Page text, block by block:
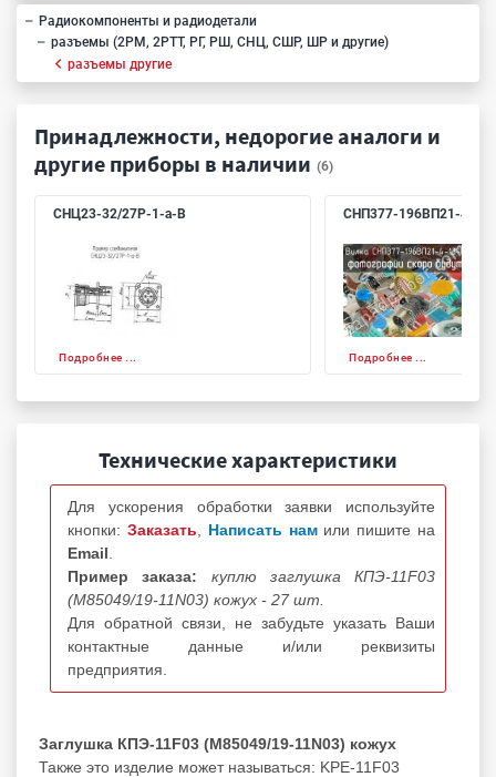
Радиокомпоненты и радиодетали
разъемы (2РМ, 2РТТ, РГ, РШ, СНЦ, СШР, ШР и другие)
разъемы другие
Принадлежности, недорогие аналоги и
другие приборы в наличии (6)
СНЦ23-32/27Р-1-а-В
Подробнее ...
СНП377-196ВП21-4-
Подробнее ...
Технические характеристики
Для ускорения обработки заявки используйте
кнопки: Заказать Написать нам или пишите на
Email
Пример заказа:
куплю заглушка КПЭ-11F03
(M85049/19-11N03) кожух - 27 шт.
Для обратной связи, не забудьте указать Ваши
контактные данные и/или реквизиты
предприятия.
Заглушка КПЭ-11F03 (M85049/19-11N03) кожух
Также это изделие может называться: KPE-11F03